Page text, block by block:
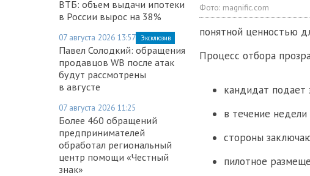
ВТБ: объем выдачи ипотеки
в России вырос на 38%
07 августа 2026 13:57 Эксклюзив
Павел Солодкий: обращения
продавцов WB после атак
будут рассмотрены
в августе
07 августа 2026 11:25
Более 460 обращений
предпринимателей
обработал региональный
центр помощи «Честный
знак»
Фото: magnific.com
понятной ценностью
Процесс отбора
кандидат подает
в течение
стороны
пилотное